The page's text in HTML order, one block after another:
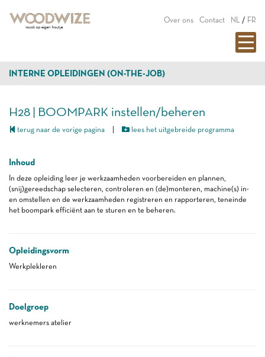
Over ons Contact NL / FR
INTERNE OPLEIDINGEN (ON-THE-JOB)
H28 | BOOMPARK instellen/beheren
terug naar de vorige pagina lees het uitgebreide programma
Inhoud
In deze opleiding leer je werkzaamheden voorbereiden en plannen,
(snij)gereedschap selecteren, controleren en (de)monteren, machine(s) in-
en omstellen en de werkzaamheden registreren en rapporteren, teneinde
het boompark efficiënt aan te sturen en te beheren.
Opleidingsvorm
Werkplekleren
Doelgroep
werknemers atelier